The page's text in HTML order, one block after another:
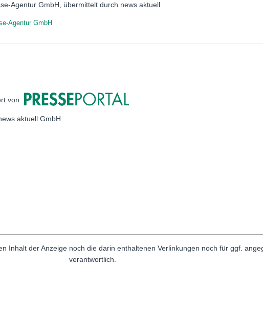
Agentur GmbH, übermittelt durch news aktuell
Agentur GmbH
von
aktuell GmbH
Inhalt der Anzeige noch die darin enthaltenen Verlinkungen noch für ggf.
verantwortlich.